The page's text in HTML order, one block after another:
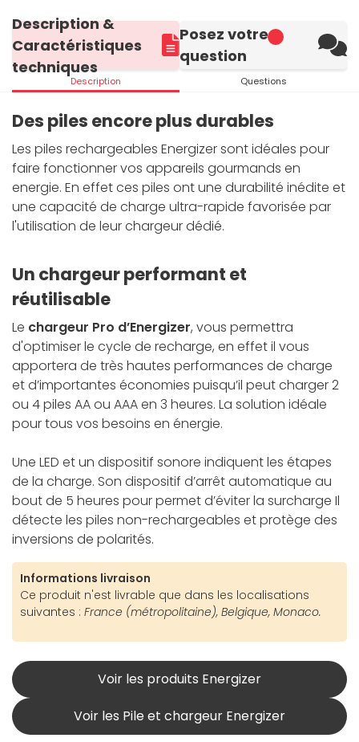
Description &
Caractéristiques
techniques
Description
Posez votre
question
Questions
Des piles encore plus durables
Les piles rechargeables Energizer sont idéales pour
faire fonctionner vos appareils gourmands en
energie. En effet ces piles ont une durabilité inédite et
une capacité de charge ultra-rapide favorisée par
l'utilisation de leur chargeur dédié.
Un chargeur performant et
réutilisable
Le chargeur Pro d’Energizer, vous permettra
d'optimiser le cycle de recharge, en effet il vous
apportera de très hautes performances de charge
et d’importantes économies puisqu’il peut charger 2
ou 4 piles AA ou AAA en 3 heures. La solution idéale
pour tous vos besoins en énergie.
Une LED et un dispositif sonore indiquent les étapes
de la charge. Son dispositif d’arrêt automatique au
bout de 5 heures pour permet d’éviter la surcharge Il
détecte les piles non-rechargeables et protège des
inversions de polarités.
Informations livraison
Ce produit n'est livrable que dans les localisations
suivantes : France (métropolitaine), Belgique, Monaco.
Voir les produits Energizer
Voir les Pile et chargeur Energizer